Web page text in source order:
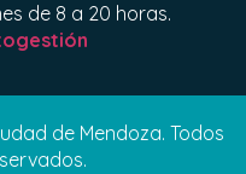
de 8 a 20 horas.
de Mendoza. Todos